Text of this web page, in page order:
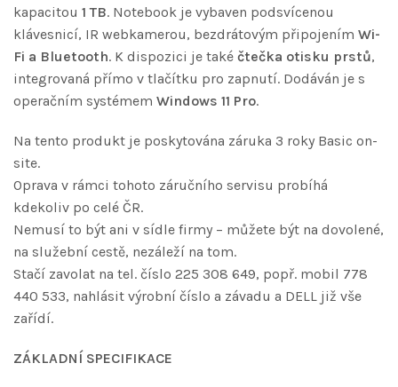
kapacitou 1 TB. Notebook je vybaven podsvícenou
klávesnicí, IR webkamerou, bezdrátovým připojením Wi-
Fi a Bluetooth. K dispozici je také čtečka otisku prstů,
integrovaná přímo v tlačítku pro zapnutí. Dodáván je s
operačním systémem Windows 11 Pro.
Na tento produkt je poskytována záruka 3 roky Basic on-
site.
Oprava v rámci tohoto záručního servisu probíhá
kdekoliv po celé ČR.
Nemusí to být ani v sídle firmy – můžete být na dovolené,
na služební cestě, nezáleží na tom.
Stačí zavolat na tel. číslo 225 308 649, popř. mobil 778
440 533, nahlásit výrobní číslo a závadu a DELL již vše
zařídí.
ZÁKLADNÍ SPECIFIKACE